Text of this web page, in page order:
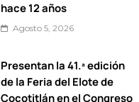
hace 12 años
Agosto 5, 2026
Presentan la 41.ª edición
de la Feria del Elote de
Cocotitlán en el Congreso